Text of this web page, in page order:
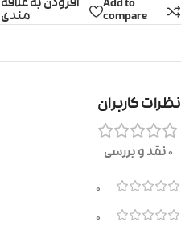
Add to
compare
افزودن به علاقه
مندی
نظرات کاربران
0 نقد و بررسی
0
0